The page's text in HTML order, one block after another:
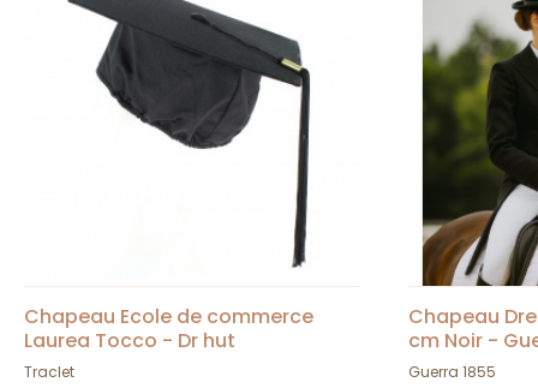
Chapeau Ecole de commerce
Laurea Tocco - Dr hut
Traclet
Chapeau
cm Noir -
Guerra 1855